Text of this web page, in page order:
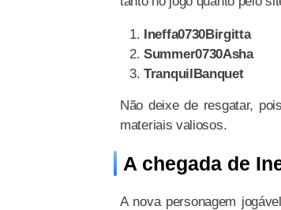
Ineffa0730Birgitta
Summer0730Asha
TranquilBanquet
Não deixe de resgatar,
materiais valiosos.
A chegada de
A nova personagem